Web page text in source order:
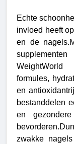
Echte
invloed heeft
en de
formules,
en
bestanddelen
en
bevorderen.
zwakke